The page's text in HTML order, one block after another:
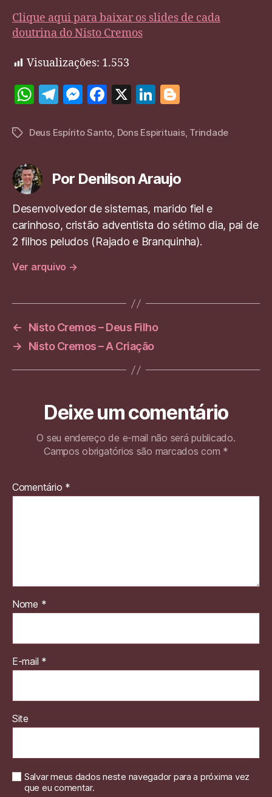
Clique aqui para baixar os slides de cada
doutrina do Nisto Cremos
Visualizações: 1.553
W
at
A
p
p
T
e
a
m
M
se
g
er
F
c
b
o
o
k
X
Li
k
dI
n
g
er
TagsDeus Espírito Santo, Dons Espirituais, Trindade
Por Denilson Araujo
Desenvolvedor de sistemas, marido fiel e
carinhoso, cristão adventista do sétimo dia, pai de
2 filhos peludos (Rajado e Branquinha).
Ver arquivo →
←
Nisto Cremos – Deus Filho
→
Nisto Cremos – A Criação
Deixe um comentário
O seu endereço de e-mail não será publicado.
Campos obrigatórios são marcados com *
Comentário *
Nome *
E-mail *
Site
Salvar meus dados neste navegador para a próxima vez
que eu comentar.